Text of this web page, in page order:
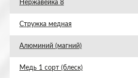
Нержавейка 8
Стружка медная
Алюминий (магний)
Медь 1 сорт (блеск)